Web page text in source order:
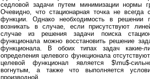
седловой задачи путем минимизации нормы
Очевидно, что стационарная точка не всегда
функции. Однако необходимость в решении
возникать в случае, если присутствуют
случае из решения задачи поиска
функционала можно восстановить решение
функционала. В обоих типах задач какие-
определения целевого функционала
целевой функционал является $\mu$-
вогнутым, а также что выполняется
производной.